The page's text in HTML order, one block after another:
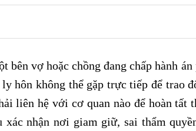
vợ hoặc chồng đang chấp hành
hôn không thể gặp trực tiếp để trao
liên hệ với cơ quan nào để hoàn tất
nhận nơi giam giữ, sai thẩm